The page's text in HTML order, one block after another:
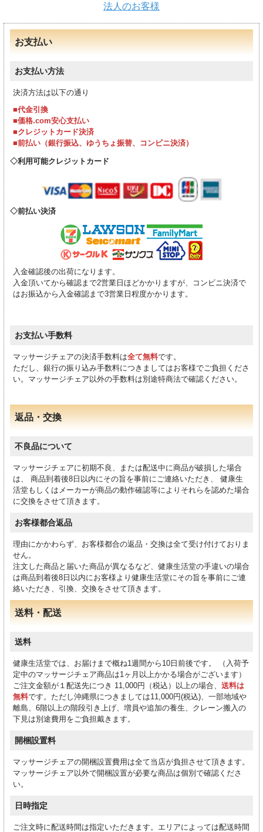
法人のお客様
お支払い
お支払い方法
決済方法は以下の通り
■代金引換
■価格.com安心支払い
■クレジットカード決済
■前払い（銀行振込、ゆうちょ振替、コンビニ決済）
利用可能クレジットカード
前払い決済
入金確認後の出荷になります。
入金頂いてから確認まで2営業日ほどかかりますが、コンビニ決済で
はお振込から入金確認まで3営業日程度かかります。
お支払い手数料
マッサージチェアの決済手数料は全て無料です。
ただし、銀行の振り込み手数料につきましてはお客様でご負担くださ
い。マッサージチェア以外の手数料は別途特商法で確認ください。
返品・交換
不良品について
マッサージチェアに初期不良、または配送中に商品が破損した場合
は、 商品到着後8日以内にその旨を事前にご連絡いただき、 健康生
活堂もしくはメーカーが商品の動作確認等によりそれらを認めた場合
に交換をさせて頂きます。
お客様都合返品
理由にかかわらず、お客様都合の返品・交換は全て受け付けておりま
せん。
注文した商品と届いた商品が異なるなど、健康生活堂の手違いの場合
は商品到着後8日以内にお客様より健康生活堂にその旨を事前にご連
絡いただき、引換、交換をさせて頂きます。
送料・配送
送料
健康生活堂では、お届けまで概ね1週間から10日前後です。 （入荷予
定中のマッサージチェア商品は1ヶ月以上かかる場合がございます）
ご注文金額が１配送先につき 11,000円（税込）以上の場合、 送料は
無料です。ただし沖縄県につきましては11,000円(税込)、一部地域や
離島、6階以上の階段引き上げ、増員や追加の養生、クレーン搬入の
下見は別途費用をご負担戴きます。
開梱設置料
マッサージチェアの開梱設置費用は全て当店が負担させて頂きます。
マッサージチェア以外で開梱設置が必要な商品は個別で確認くださ
い。
日時指定
ご注文時に配送時間は指定いただきます。エリアによっては配送時間